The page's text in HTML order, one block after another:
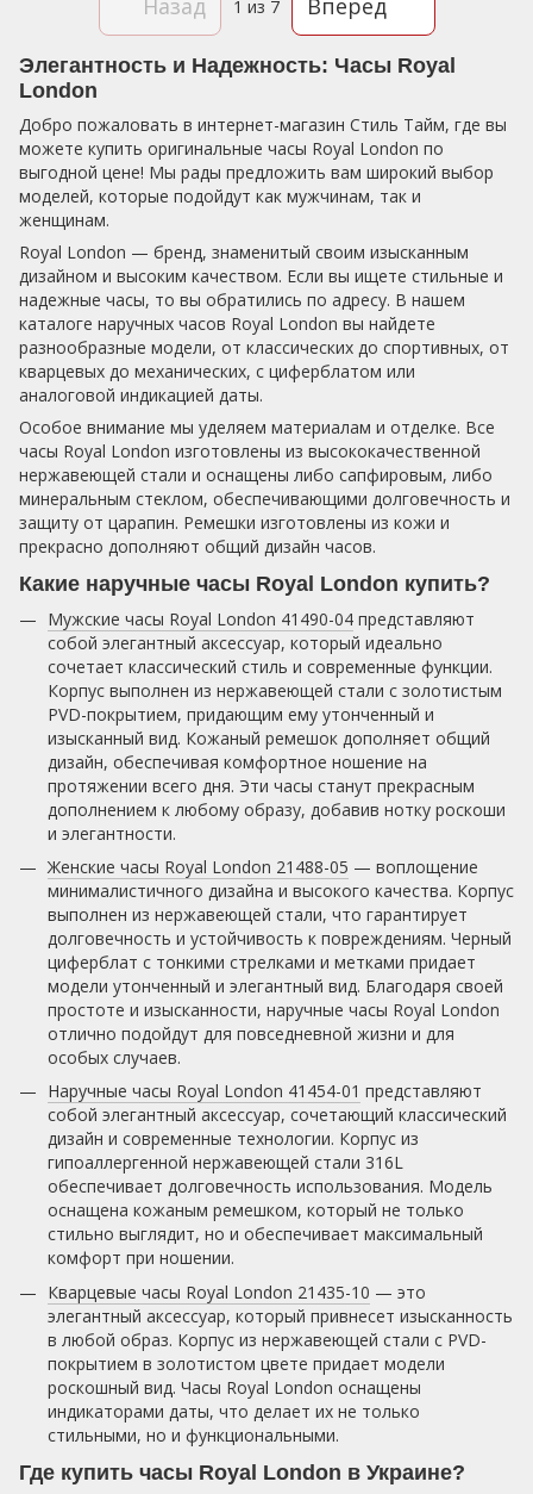
Назад 1 из 7 Вперед
Элегантность и Надежность: Часы Royal
London
Добро пожаловать в интернет-магазин Стиль Тайм, где вы
можете купить оригинальные часы Royal London по
выгодной цене! Мы рады предложить вам широкий выбор
моделей, которые подойдут как мужчинам, так и
женщинам.
Royal London — бренд, знаменитый своим изысканным
дизайном и высоким качеством. Если вы ищете стильные и
надежные часы, то вы обратились по адресу. В нашем
каталоге наручных часов Royal London вы найдете
разнообразные модели, от классических до спортивных, от
кварцевых до механических, с циферблатом или
аналоговой индикацией даты.
Особое внимание мы уделяем материалам и отделке. Все
часы Royal London изготовлены из высококачественной
нержавеющей стали и оснащены либо сапфировым, либо
минеральным стеклом, обеспечивающими долговечность и
защиту от царапин. Ремешки изготовлены из кожи и
прекрасно дополняют общий дизайн часов.
Какие наручные часы Royal London купить?
Мужские часы Royal London 41490-04 представляют
собой элегантный аксессуар, который идеально
сочетает классический стиль и современные функции.
Корпус выполнен из нержавеющей стали с золотистым
PVD-покрытием, придающим ему утонченный и
изысканный вид. Кожаный ремешок дополняет общий
дизайн, обеспечивая комфортное ношение на
протяжении всего дня. Эти часы станут прекрасным
дополнением к любому образу, добавив нотку роскоши
и элегантности.
Женские часы Royal London 21488-05 — воплощение
минималистичного дизайна и высокого качества. Корпус
выполнен из нержавеющей стали, что гарантирует
долговечность и устойчивость к повреждениям. Черный
циферблат с тонкими стрелками и метками придает
модели утонченный и элегантный вид. Благодаря своей
простоте и изысканности, наручные часы Royal London
отлично подойдут для повседневной жизни и для
особых случаев.
Наручные часы Royal London 41454-01 представляют
собой элегантный аксессуар, сочетающий классический
дизайн и современные технологии. Корпус из
гипоаллергенной нержавеющей стали 316L
обеспечивает долговечность использования. Модель
оснащена кожаным ремешком, который не только
стильно выглядит, но и обеспечивает максимальный
комфорт при ношении.
Кварцевые часы Royal London 21435-10 — это
элегантный аксессуар, который привнесет изысканность
в любой образ. Корпус из нержавеющей стали с PVD-
покрытием в золотистом цвете придает модели
роскошный вид. Часы Royal London оснащены
индикаторами даты, что делает их не только
стильными, но и функциональными.
Где купить часы Royal London в Украине?